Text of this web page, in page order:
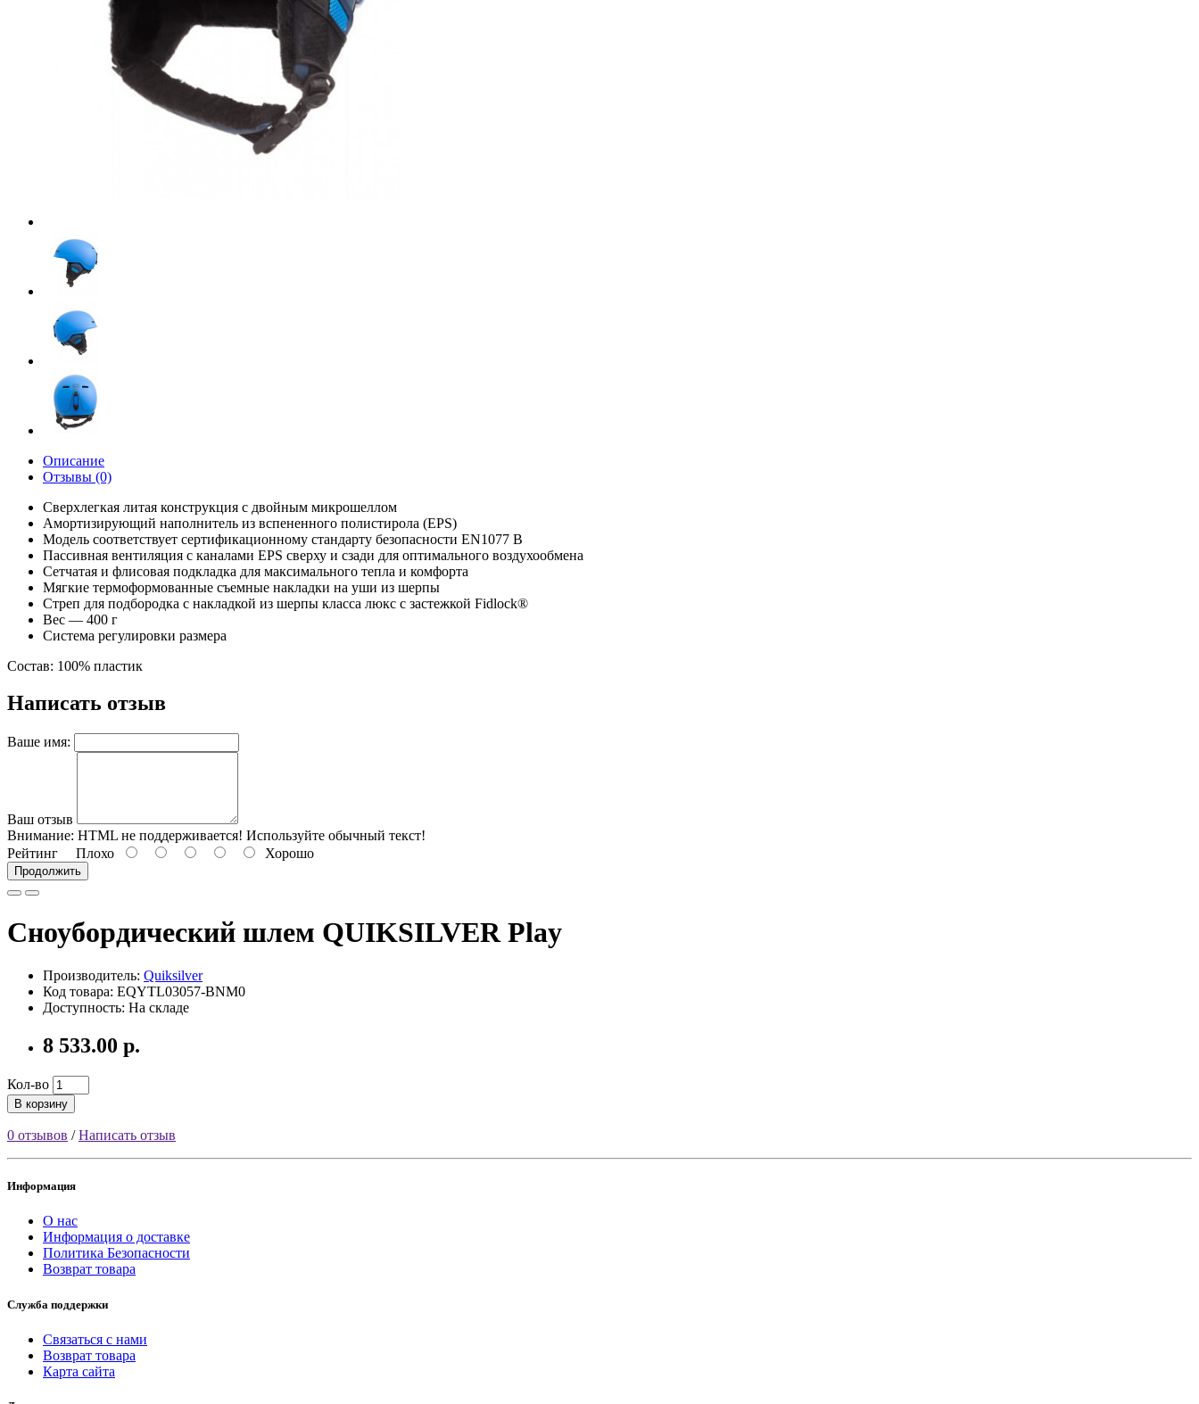
Описание
Отзывы (0)
Сверхлегкая литая конструкция с двойным микрошеллом
Амортизирующий наполнитель из вспененного полистирола (EPS)
Модель соответствует сертификационному стандарту безопасности EN1077 B
Пассивная вентиляция с каналами EPS сверху и сзади для оптимального воздухообмена
Сетчатая и флисовая подкладка для максимального тепла и комфорта
Мягкие термоформованные съемные накладки на уши из шерпы
Стреп для подбородка с накладкой из шерпы класса люкс с застежкой Fidlock®
Вес — 400 г
Система регулировки размера
Состав: 100% пластик
Написать отзыв
Ваше имя:
Ваш отзыв
Внимание: HTML не поддерживается! Используйте обычный текст!
Рейтинг Плохо Хорошо
Продолжить
Сноубордический шлем QUIKSILVER Play
Производитель: Quiksilver
Код товара: EQYTL03057-BNM0
Доступность: На складе
8 533.00 р.
Кол-во
В корзину
0 отзывов /Написать отзыв
Информация
О нас
Информация о доставке
Политика Безопасности
Возврат товара
Служба поддержки
Связаться с нами
Возврат товара
Карта сайта